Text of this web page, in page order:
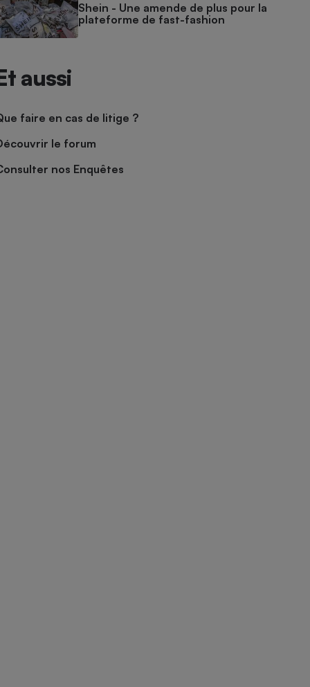
Shein - Une amende de plus pour la
plateforme de fast-fashion
aussi
faire en cas de litige ?
le forum
nos Enquêtes